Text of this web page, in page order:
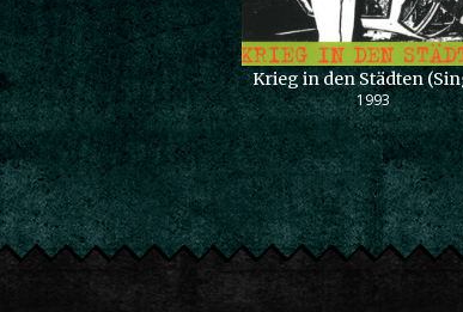
Krieg in den Städten
1993